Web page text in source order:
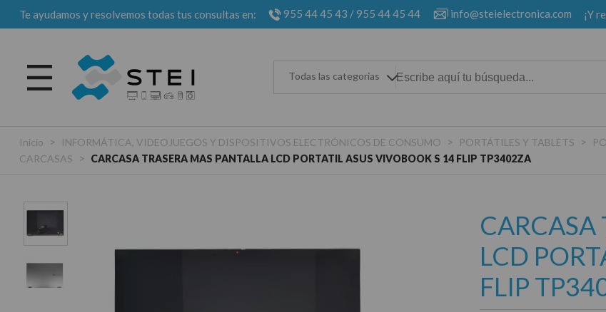
Te ayudamos y resolvemos todas tus consultas en: 955 44 45 43 /955 44 45 44 info@steielectronica.com ¡Y
Todas las categorias
Inicio > INFORMÁTICA, VIDEOJUEGOS Y DISPOSITIVOS ELECTRÓNICOS DE CONSUMO > PORTÁTILES Y TABLETS >
CARCASAS > CARCASA TRASERA MAS PANTALLA LCD PORTATIL ASUS VIVOBOOK S 14 FLIP TP3402ZA
CARCASA
LCD
FLIP